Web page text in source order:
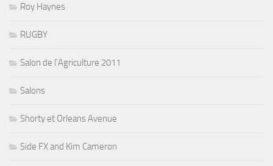
Roy Haynes
RUGBY
Salon de l'Agriculture 2011
Salons
Shorty et Orleans Avenue
Side FX and Kim Cameron